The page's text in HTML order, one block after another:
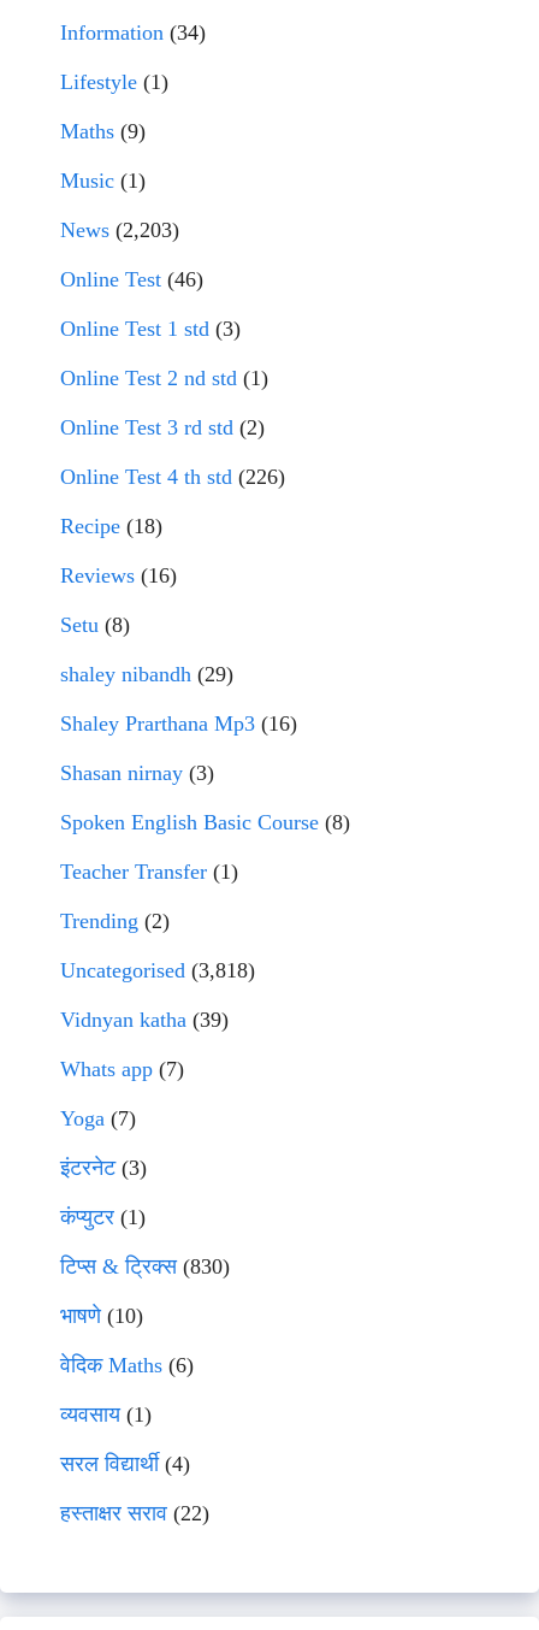
Information (34)
Lifestyle (1)
Maths (9)
Music (1)
News (2,203)
Online Test (46)
Online Test 1 std (3)
Online Test 2 nd std (1)
Online Test 3 rd std (2)
Online Test 4 th std (226)
Recipe (18)
Reviews (16)
Setu (8)
shaley nibandh (29)
Shaley Prarthana Mp3 (16)
Shasan nirnay (3)
Spoken English Basic Course (8)
Teacher Transfer (1)
Trending (2)
Uncategorised (3,818)
Vidnyan katha (39)
Whats app (7)
Yoga (7)
इंटरनेट(3)
कंप्युटर (1)
टिप्स & ट्रिक्स(830)
भाषणे(10)
वेदिक Maths (6)
व्यवसाय(1)
सरल विद्यार्थी(4)
हस्ताक्षर सराव (22)